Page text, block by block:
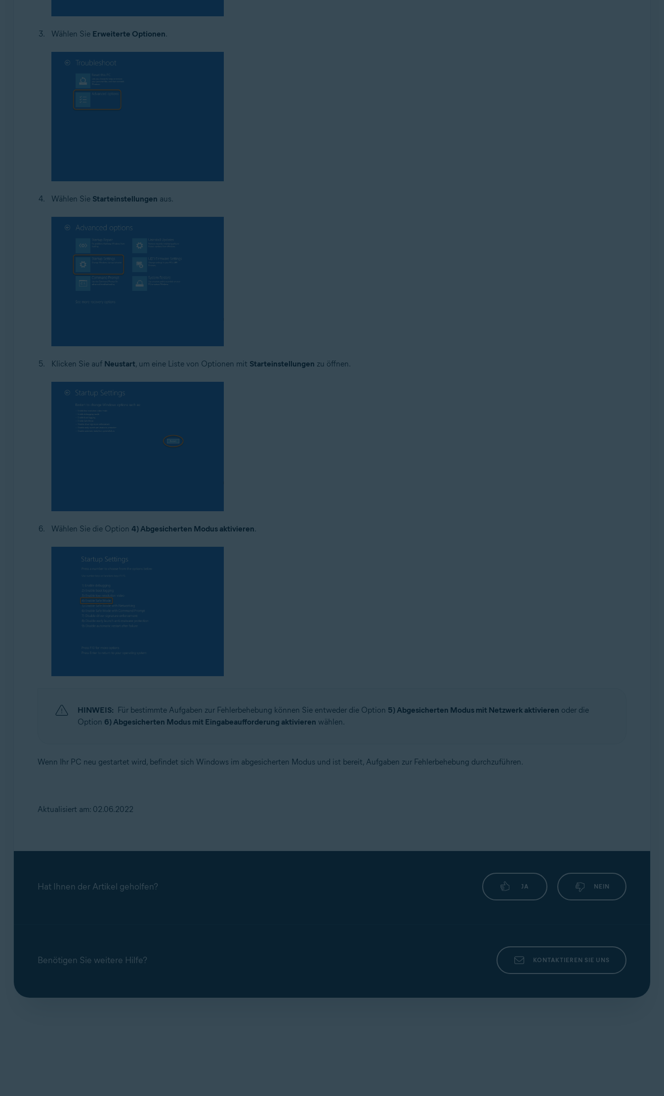
Wählen Sie Erweiterte Optionen.
Wählen Sie Starteinstellungen aus.
Klicken Sie auf Neustart, um eine Liste von Optionen mit Starteinstellungen zu öffnen.
Wählen Sie die Option 4) Abgesicherten Modus aktivieren.
HINWEIS: Für bestimmte Aufgaben zur Fehlerbehebung können Sie entweder die Option 5) Abgesicherten Modus mit Netzwerk aktivieren oder die
Option 6) Abgesicherten Modus mit Eingabeaufforderung aktivieren wählen.
Wenn Ihr PC neu gestartet wird, befindet sich Windows im abgesicherten Modus und ist bereit, Aufgaben zur Fehlerbehebung durchzuführen.
Aktualisiert am: 02.06.2022
Hat Ihnen der Artikel geholfen? JA NEIN
Benötigen Sie weitere Hilfe? KONTAKTIEREN SIE UNS